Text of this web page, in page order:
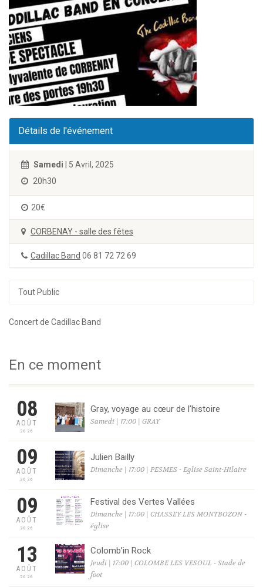
Détails de l'événement
Samedi | 5 Avril, 2025
20h30
20€
CORBENAY - salle des fêtes
Cadillac Band 06 81 72 72 69
Tout Public
Concert de Cadillac Band
En ce moment
08
AOÛT
2026
Gray, voyage au cœur de l’histoire
Samedi | 17:00 | GRAY
09
AOÛT
2026
Julien Bailly
Dimanche | 17:00 | PESMES - Eglise Saint-Hilaire
09
AOÛT
2026
Festival des Vertes Vallées
Dimanche | 17:00 | CHASSEY LES MONTBOZON -
église
13
AOÛT
2026
Colomb’in Rock
Jeudi | 17:00 | COLOMBE LES VESOUL - Stade de
foot